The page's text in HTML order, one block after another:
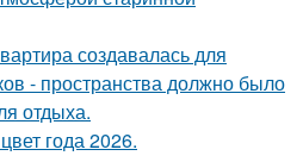
создавалась для
- пространства должно было
отдыха.
года 2026.